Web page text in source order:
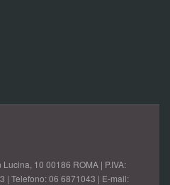
10 00186 ROMA | P.IVA:
| Telefono: 06 6871043 | E-mail: